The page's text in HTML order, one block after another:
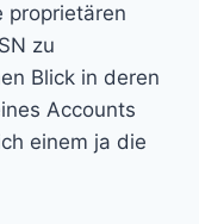
proprietären
zu
Blick in deren
Accounts
einem ja die